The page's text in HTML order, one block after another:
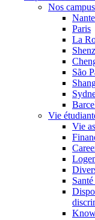
Nos
Paris
La
São
Vie
Vie